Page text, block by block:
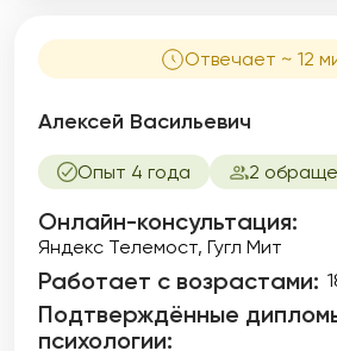
Отвечает ~ 12
Алексей Васильевич
Опыт 4 года 2
Онлайн-консультация:
Яндекс Телемост, Гугл Мит
Работает с возрастами:
Подтверждённые
психологии: